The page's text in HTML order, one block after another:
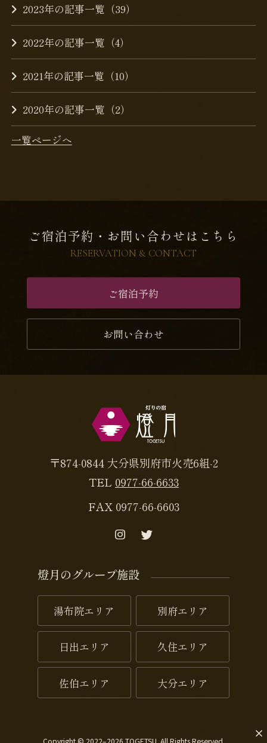
2023年の記事一覧（39）
2022年の記事一覧（4）
2021年の記事一覧（10）
2020年の記事一覧（2）
一覧ページへ
ご宿泊予約・お問い合わせはこちら
RESERVATION & CONTACT
ご宿泊予約
お問い合わせ
〒874-0844 大分県別府市火売6組-2
TEL 0977-66-6633
FAX 0977-66-6603
燈月のグループ施設
湯布院エリア 別府エリア
日出エリア 久住エリア
佐伯エリア 大分エリア